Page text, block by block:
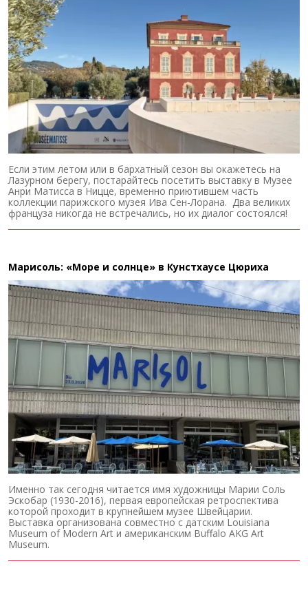
Если этим летом или в бархатный сезон вы окажетесь на
Лазурном берегу, постарайтесь посетить выставку в Музее
Анри Матисса в Ницце, временно приютившем часть
коллекции парижского музея Ива Сен-Лорана. Два великих
француза никогда не встречались, но их диалог состоялся!
Марисоль: «Море и солнце» в Кунстхаусе Цюриха
Именно так сегодня читается имя художницы Марии Соль
Эскобар (1930-2016), первая европейская ретроспектива
которой проходит в крупнейшем музее Швейцарии.
Выставка организована совместно с датским Louisiana
Museum of Modern Art и американским Buffalo AKG Art
Museum.